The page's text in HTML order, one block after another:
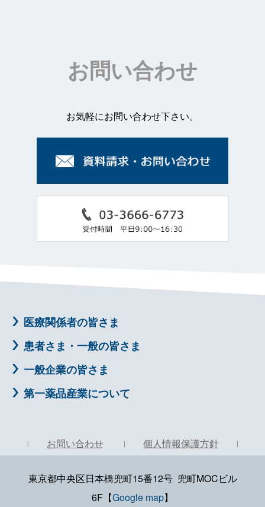
お問い合わせ
お気軽にお問い合わせ下さい。
医療関係者の皆さま
患者さま・一般の皆さま
一般企業の皆さま
第一薬品産業について
お問い合わせ 個人情報保護方針
東京都中央区日本橋兜町15番12号 兜町MOCビル
6F【Google map】